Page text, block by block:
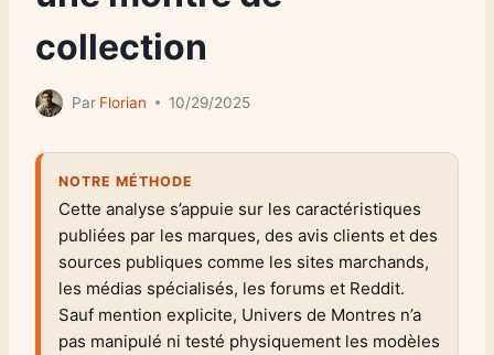
collection
Par Florian 10/29/2025
NOTRE MÉTHODE
Cette analyse s’appuie sur les caractéristiques
publiées par les marques, des avis clients et des
sources publiques comme les sites marchands,
les médias spécialisés, les forums et Reddit.
Sauf mention explicite, Univers de Montres n’a
pas manipulé ni testé physiquement les modèles